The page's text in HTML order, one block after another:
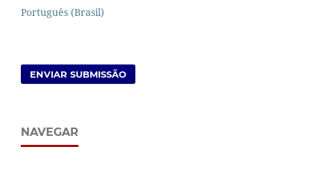
Português (Brasil)
ENVIAR SUBMISSÃO
NAVEGAR